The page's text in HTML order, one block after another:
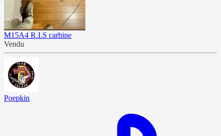
M15A4 R.I.S carbine
Vendu
Poepkin